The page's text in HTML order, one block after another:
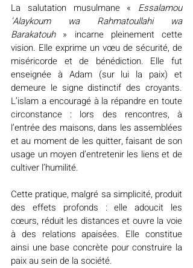
La salutation musulmane « Essalamou
‘Alaykoum wa Rahmatoullahi wa
Barakatouh » incarne pleinement cette
vision. Elle exprime un vœu de sécurité, de
miséricorde et de bénédiction. Elle fut
enseignée à Adam (sur lui la paix) et
demeure le signe distinctif des croyants.
L’islam a encouragé à la répandre en toute
circonstance : lors des rencontres, à
l’entrée des maisons, dans les assemblées
et au moment de les quitter, faisant de son
usage un moyen d’entretenir les liens et de
cultiver l’humilité.
Cette pratique, malgré sa simplicité, produit
des effets profonds : elle adoucit les
cœurs, réduit les distances et ouvre la voie
à des relations apaisées. Elle constitue
ainsi une base concrète pour construire la
paix au sein de la société.